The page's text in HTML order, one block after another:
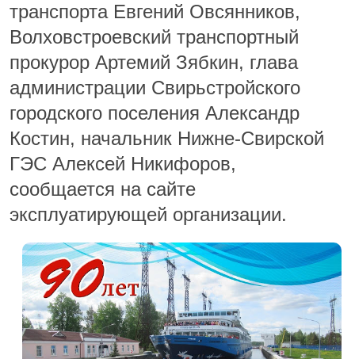
транспорта Евгений Овсянников,
Волховстроевский транспортный
прокурор Артемий Зябкин, глава
администрации Свирьстройского
городского поселения Александр
Костин, начальник Нижне-Свирской
ГЭС Алексей Никифоров,
сообщается на сайте
эксплуатирующей организации.